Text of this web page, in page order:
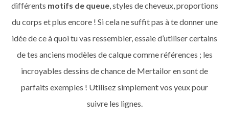
différents motifs de queue, styles de cheveux, proportions
du corps et plus encore ! Si cela ne suffit pas à te donner une
idée de ce à quoi tu vas ressembler, essaie d’utiliser certains
de tes anciens modèles de calque comme références ; les
incroyables dessins de chance de Mertailor en sont de
parfaits exemples ! Utilisez simplement vos yeux pour
suivre les lignes.